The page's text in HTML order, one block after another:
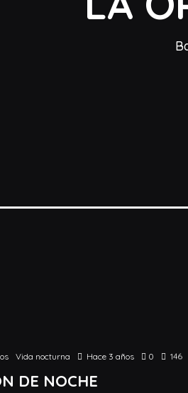
Vida nocturna Hace 3 años 0 146
DE NOCHE